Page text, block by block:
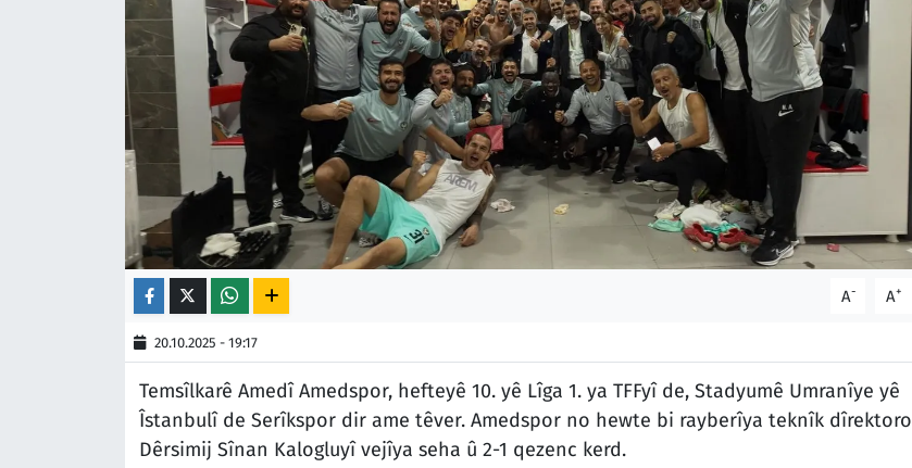
A- A+
20.10.2025 - 19:17
Temsîlkarê Amedî Amedspor, hefteyê 10. yê Lîga 1. ya TFFyî de, Stadyumê Umranîye yê
Îstanbulî de Serîkspor dir ame têver. Amedspor no hewte bi rayberîya teknîk dîrektoro
Dêrsimij Sînan Kalogluyî vejîya seha û 2-1 qezenc kerd.